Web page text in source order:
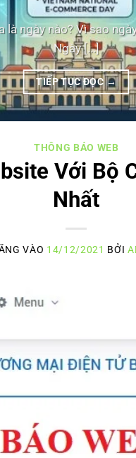
là ngày nào? Vì sao
Ngày [...]
TIẾP TỤC ĐỌC →
THÔNG BÁO WEB
Với Bộ
Nhất
VÀO 14/12/2021 BỞI